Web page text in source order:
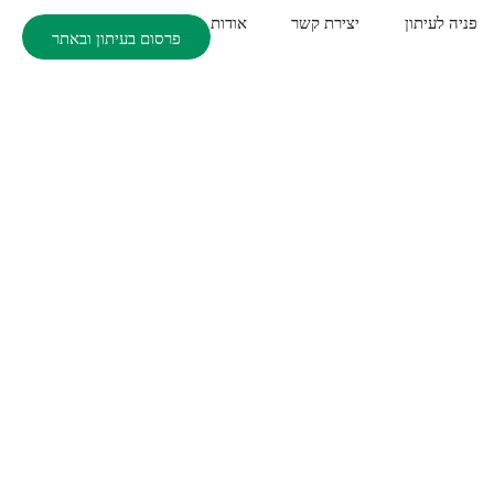
פניה לעיתון יצירת קשר
אודות
פרסום בעיתון ובאתר